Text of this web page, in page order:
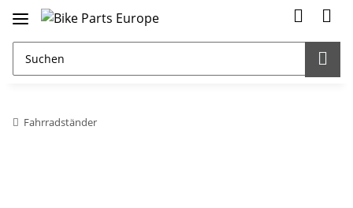
Fahrradständer